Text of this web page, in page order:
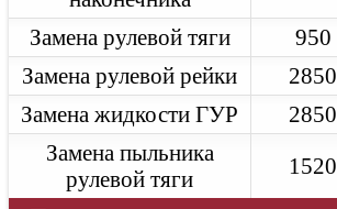
Замена рулевой тяги 950
Замена рулевой рейки
2850
Замена жидкости ГУР
2850
Замена пыльника
рулевой тяги
1520
Defender
Техническое обслуживание
Замена масла в двигателе
Замена масла в АКПП
Замена тормозных колодок
Замена ремня ГРМ
Диагностика
Ремонт двигателя
Ремонт АКПП
Ремонт турбины